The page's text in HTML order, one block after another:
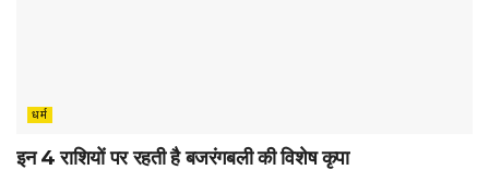
धर्म
इन 4 राशियों पर रहती है बजरंगबली की विशेष कृपा